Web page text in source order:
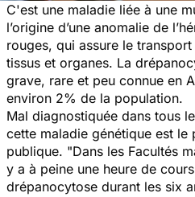
C'est une maladie liée à une
l’origine d’une anomalie de
rouges, qui assure le
tissus et organes. La
grave, rare et peu connue en
environ 2% de la population.
Mal diagnostiquée dans tous
cette maladie génétique est le
publique. "Dans les Facultés
y a à peine une heure de
drépanocytose durant les six